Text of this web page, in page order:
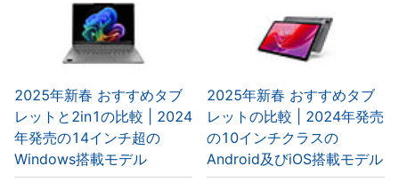
2025年新春 おすすめタブ
レットと2in1の比較 | 2024
年発売の14インチ超の
Windows搭載モデル
2025年新春 おすすめタブ
レットの比較 | 2024年発売
の10インチクラスの
Android及びiOS搭載モデル